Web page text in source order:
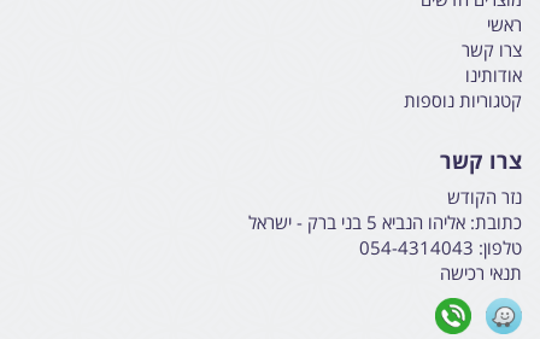
ראשי
צרו קשר
אודותינו
קטגוריות נוספות
צרו קשר
נזר הקודש
כתובת: אליהו הנביא 5 בני ברק - ישראל
טלפון: 054-4314043
תנאי רכישה